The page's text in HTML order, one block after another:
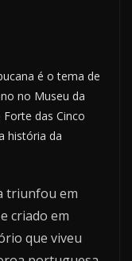
é o tema de
no Museu da
das Cinco
história da
triunfou em
criado em
que viveu